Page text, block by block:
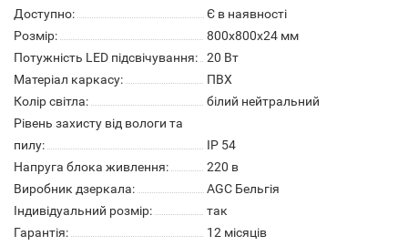
Доступно:
Є в наявності
Розмір:
800х800х24 мм
Потужність LED підсвічування:
20 Вт
Матеріал каркасу:
ПВХ
Колір світла:
білий нейтральний
Рівень захисту від вологи та
пилу:
IP 54
Напруга блока живлення:
220 в
Виробник дзеркала:
AGC Бельгія
Індивідуальний розмір:
так
Гарантія:
12 місяців